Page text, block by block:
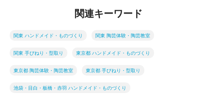
関連キーワード
関東 ハンドメイド・ものづくり 関東 陶芸体験・陶芸教室
関東 手びねり・型取り 東京都 ハンドメイド・ものづくり
東京都 陶芸体験・陶芸教室 東京都 手びねり・型取り
池袋・目白・板橋・赤羽 ハンドメイド・ものづくり